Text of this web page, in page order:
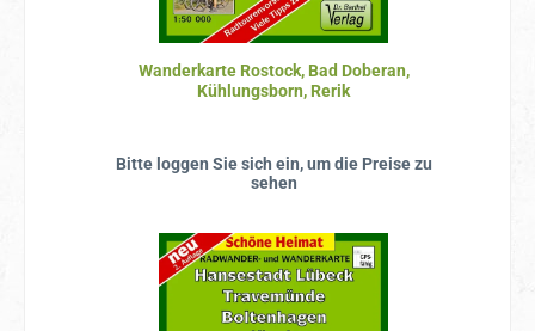
Wanderkarte Rostock, Bad Doberan,
Kühlungsborn, Rerik
Bitte loggen Sie sich ein, um die Preise zu
sehen